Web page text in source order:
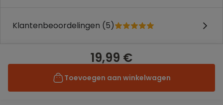
Klantenbeoordelingen (5)
19,99 €
Toevoegen aan winkelwagen